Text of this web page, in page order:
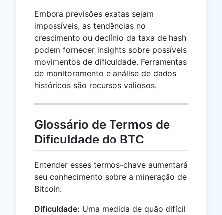
Embora previsões exatas sejam
impossíveis, as tendências no
crescimento ou declínio da taxa de hash
podem fornecer insights sobre possíveis
movimentos de dificuldade. Ferramentas
de monitoramento e análise de dados
históricos são recursos valiosos.
Glossário de Termos de
Dificuldade do BTC
Entender esses termos-chave aumentará
seu conhecimento sobre a mineração de
Bitcoin:
Dificuldade: Uma medida de quão difícil